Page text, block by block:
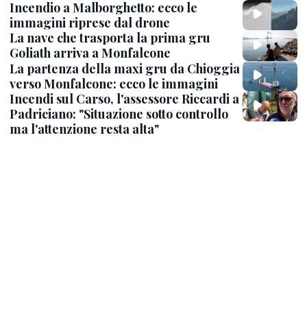
Incendio a Malborghetto: ecco le
immagini riprese dal drone
La nave che trasporta la prima gru
Goliath arriva a Monfalcone
La partenza della maxi gru da Chioggia
verso Monfalcone: ecco le immagini
Incendi sul Carso, l'assessore Riccardi a
Padriciano: "Situazione sotto controllo
ma l'attenzione resta alta"